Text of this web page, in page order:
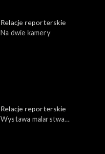
Relacje reporterskie
Na dwie kamery
Relacje reporterskie
Wystawa malarstwa